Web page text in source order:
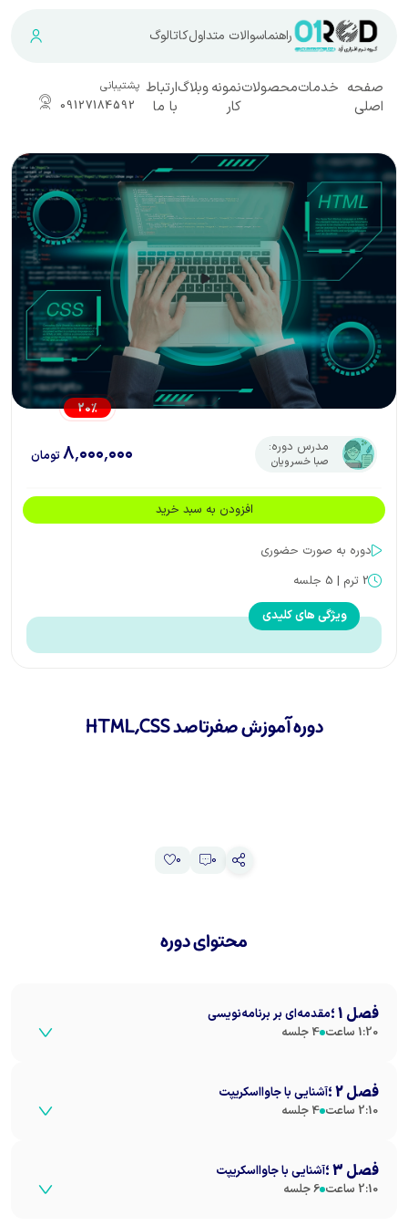
راهنماسوالات متداولکاتالوگ
صفحه
اصلی
خدماتمحصولاتنمونه
کار
وبلاگارتباط
با ما
پشتیبانی
09127184592
پیش نمایش دوره
20%
مدرس دوره:
صبا خسرویان ۸٬۰۰۰٬۰۰۰تومان
افزودن به سبد خرید
دوره به صورت حضوری
2ترم | 5 جلسه
ویژگی های کلیدی
دوره آموزش صفرتاصد HTML,CSS
0
0
محتوای دوره
فصل 1؛مقدمه‌ای بر برنامه‌نویسی
1:20ساعت 4جلسه
جلسه :معرفی دوره
15:00 دقیقه مشاهده
جلسه
20:00دقیقه مشاهده
فصل2؛آشنایی با جاوااسکریپت
2:10ساعت 4جلسه
جلسه :متغیرها و انواع داده
25:00 دقیقه مشاهده
فصل 3؛آشنایی با جاوااسکریپت
2:10ساعت 6جلسه